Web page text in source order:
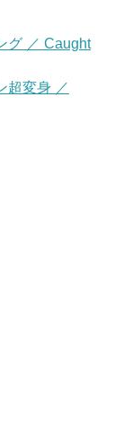
グ ／ Caught
超変身 ／